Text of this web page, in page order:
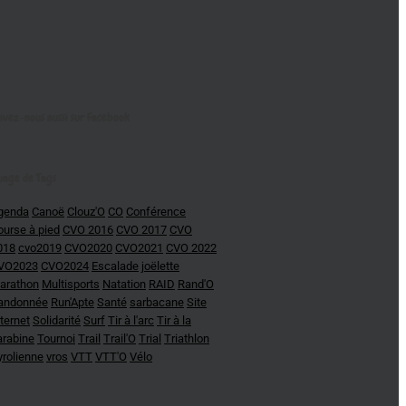
Canoë Clouz'O CO Conférence
à pied CVO 2016 CVO 2017 CVO
cvo2019 CVO2020 CVO2021 CVO 2022
CVO2024 Escalade joëlette
Multisports Natation RAID Rand'O
Run'Apte Santé sarbacane Site
Solidarité Surf Tir à l'arc Tir à la
Tournoi Trail Trail'O Trial Triathlon
vros VTT VTT'O Vélo